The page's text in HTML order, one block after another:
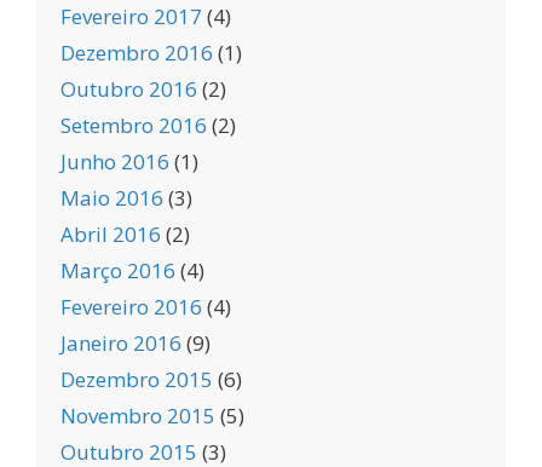
Fevereiro 2017 (4)
Dezembro 2016 (1)
Outubro 2016 (2)
Setembro 2016 (2)
Junho 2016 (1)
Maio 2016 (3)
Abril 2016 (2)
Março 2016 (4)
Fevereiro 2016 (4)
Janeiro 2016 (9)
Dezembro 2015 (6)
Novembro 2015 (5)
Outubro 2015 (3)